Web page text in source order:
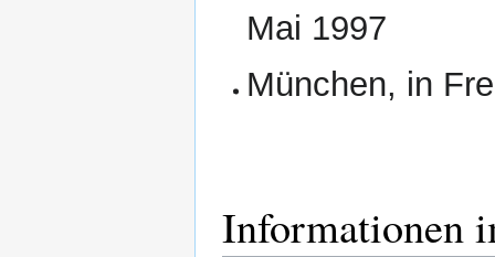
Mai 1997
München, in
Informationen